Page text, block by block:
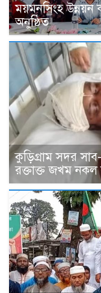
ময়মনসিংহ
অনুষ্ঠিত
কুড়িগ্রাম সদর সাব-
রক্তাক্ত জখম নকল